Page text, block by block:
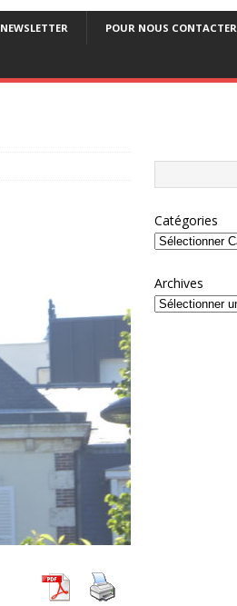
NEWSLETTER POUR NOUS CONTACTER
Catégories
Archives